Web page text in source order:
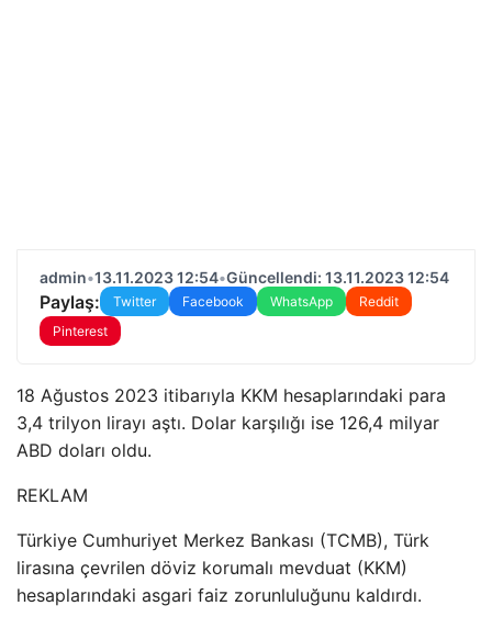
admin•13.11.2023 12:54•Güncellendi: 13.11.2023 12:54
Paylaş: Twitter Facebook WhatsApp
Reddit
Pinterest
18 Ağustos 2023 itibarıyla KKM hesaplarındaki para
3,4 trilyon lirayı aştı. Dolar karşılığı ise 126,4 milyar
ABD doları oldu.
REKLAM
Türkiye Cumhuriyet Merkez Bankası (TCMB), Türk
lirasına çevrilen döviz korumalı mevduat (KKM)
hesaplarındaki asgari faiz zorunluluğunu kaldırdı.